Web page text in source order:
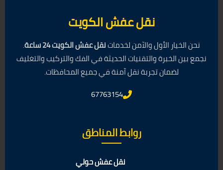
نقل عفش الكويت
نحن الخيار الأول والآمن لخدماتنقل عفش الكويت 24 ساعة
.
نجمع بين الخبرة والتقنيات الحديثة في الفك والتركيب والتغليف
لضمان تجربة نقل آمنة في جميع المحافظات.
67763154
روابط المناطق
نقل عفش حولي